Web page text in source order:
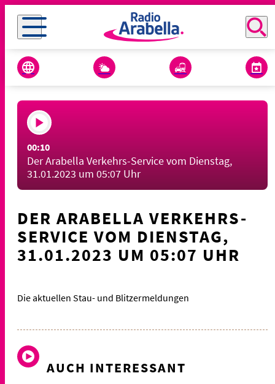
00:10
Der Arabella Verkehrs-Service vom Dienstag,
31.01.2023 um 05:07 Uhr
DER ARABELLA VERKEHRS-
SERVICE VOM DIENSTAG,
31.01.2023 UM 05:07 UHR
Die aktuellen Stau- und Blitzermeldungen
AUCH INTERESSANT